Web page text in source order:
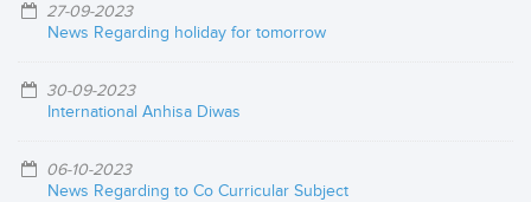
27-09-2023
News Regarding holiday for tomorrow
30-09-2023
International Anhisa Diwas
06-10-2023
News Regarding to Co Curricular Subject